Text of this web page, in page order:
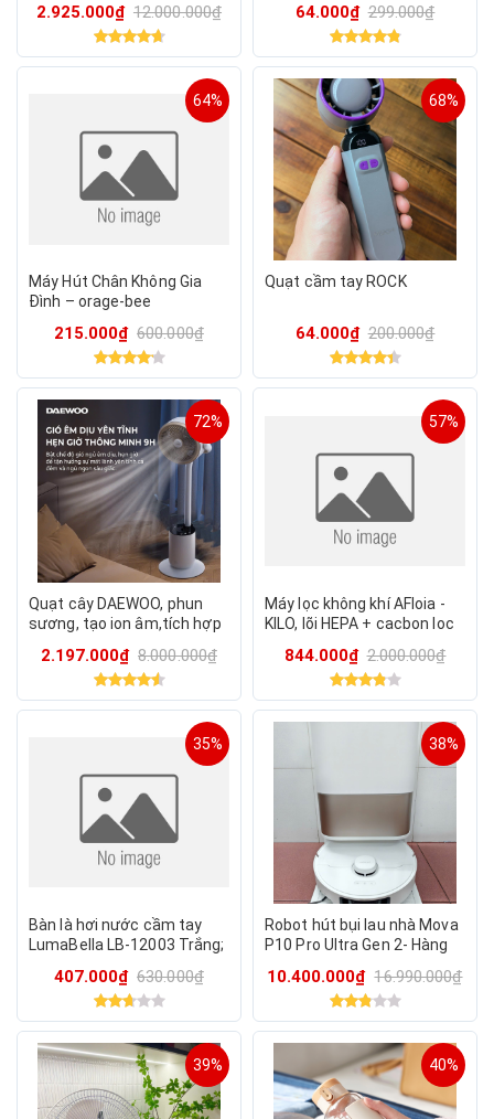
diệt khuẩn
2.925.000₫ 12.000.000₫ 64.000₫ 299.000₫
64%
Máy Hút Chân Không Gia
Đình – orage-bee
215.000₫ 600.000₫
68%
Quạt cầm tay ROCK
64.000₫ 200.000₫
72%
Quạt cây DAEWOO, phun
sương, tạo ion âm,tích hợp
2.197.000₫ 8.000.000₫
57%
Máy lọc không khí AFloia -
KILO, lõi HEPA + cacbon loc
Hàng Amazon Mỹ )
844.000₫ 2.000.000₫
35%
Bàn là hơi nước cầm tay
LumaBella LB-12003 Trắng;
407.000₫ 630.000₫
38%
Robot hút bụi lau nhà Mova
P10 Pro Ultra Gen 2- Hàng
10.400.000₫ 16.990.000₫
39% 40%